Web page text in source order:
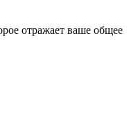
отражает ваше общее